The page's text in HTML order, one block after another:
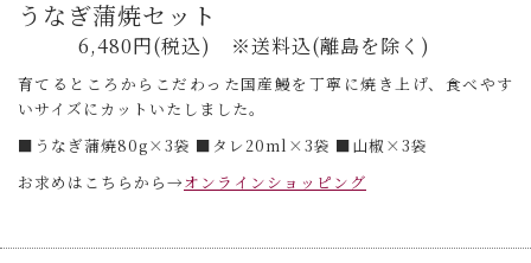
うなぎ蒲焼セット
6,480円(税込) ※送料込(離島を除く)
育てるところからこだわった国産鰻を丁寧に焼き上げ、食べやす
いサイズにカットいたしました。
■うなぎ蒲焼80g×3袋 ■タレ20ml×3袋 ■山椒×3袋
お求めはこちらから→オンラインショッピング